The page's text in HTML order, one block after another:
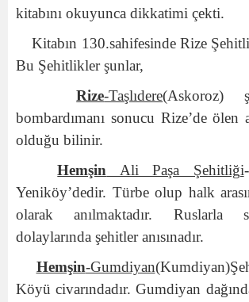
kitabını okuyunca dikkatimi çekti.
Kitabın 130.sahifesinde Rize
Bu Şehitlikler şunlar,
Rize-Taşlıdere(Askoroz)
bombardımanı sonucu Rize’de ölen
olduğu bilinir.
Hemşin Ali Paşa Şehitliği
Yeniköy’dedir. Türbe olup halk
olarak anılmaktadır. Ruslarla
dolaylarında şehitler anısınadır.
Hemşin-Gumdiyan
Köyü civarındadır. Gumdiyan